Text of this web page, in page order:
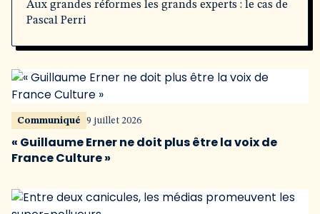
Aux grandes réformes les grands experts : le cas de
Pascal Perri
Communiqué 9 juillet 2026
« Guillaume Erner ne doit plus être la voix de
France Culture »